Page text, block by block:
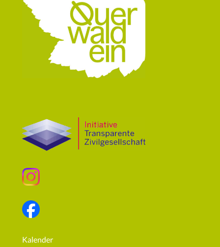
Kalender